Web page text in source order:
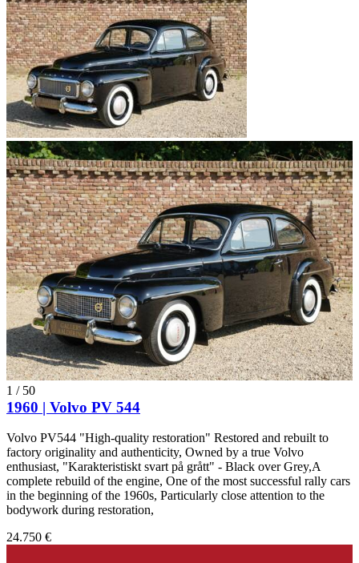
1 / 50
1960 | Volvo PV 544
Volvo PV544 "High-quality restoration" Restored and rebuilt to
factory originality and authenticity, Owned by a true Volvo
enthusiast, "Karakteristiskt svart på grått" - Black over Grey,A
complete rebuild of the engine, One of the most successful rally cars
in the beginning of the 1960s, Particularly close attention to the
bodywork during restoration,
24.750 €